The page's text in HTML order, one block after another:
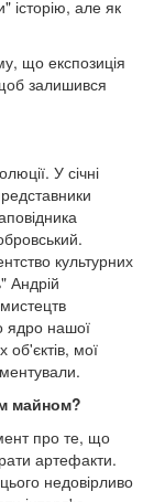
історію, але як
що експозиція
залишився
У січні
культурних
Андрій
ядро ​​нашої
мої
майном?
про те, що
артефакти.
недовірливо